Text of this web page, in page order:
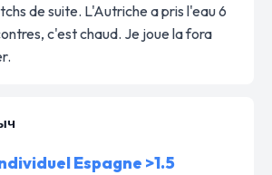
de suite. L'Autriche a pris l'eau 6
c'est chaud. Je joue la fora
Espagne >1.5